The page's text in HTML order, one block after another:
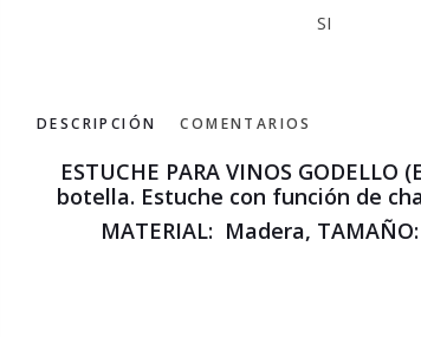
SI
DESCRIPCIÓN COMENTARIOS
ESTUCHE PARA VINOS GODELLO
botella. Estuche con función de
MATERIAL: Madera,